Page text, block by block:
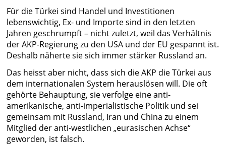
Für die Türkei sind Handel und Investitionen
lebenswichtig, Ex- und Importe sind in den letzten
Jahren geschrumpft – nicht zuletzt, weil das Verhältnis
der AKP-Regierung zu den USA und der EU gespannt ist.
Deshalb näherte sie sich immer stärker Russland an.
Das heisst aber nicht, dass sich die AKP die Türkei aus
dem internationalen System herauslösen will. Die oft
gehörte Behauptung, sie verfolge eine anti-
amerikanische, anti-imperialistische Politik und sei
gemeinsam mit Russland, Iran und China zu einem
Mitglied der anti-westlichen „eurasischen Achse“
geworden, ist falsch.